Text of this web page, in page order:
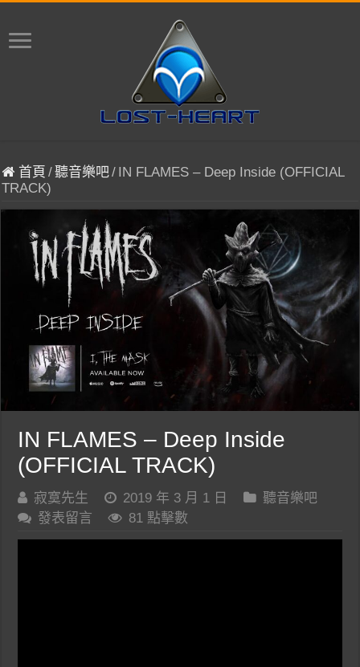
首頁 /聽音樂吧/ IN FLAMES – Deep Inside (OFFICIAL
TRACK)
IN FLAMES – Deep Inside
(OFFICIAL TRACK)
寂寞先生 2019 年 3 月 1 日
聽音樂吧
發表留言
81 點擊數